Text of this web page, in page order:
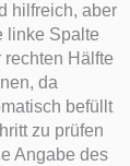
hilfreich, aber
linke Spalte
Hälfte
da
befüllt
zu prüfen
Angabe des